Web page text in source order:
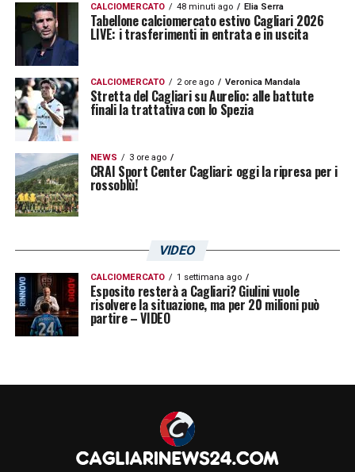
CALCIOMERCATO 48 minuti ago Elia Serra
Tabellone calciomercato estivo Cagliari 2026
LIVE: i trasferimenti in entrata e in uscita
CALCIOMERCATO 2 ore ago Veronica Mandala
Stretta del Cagliari su Aurelio: alle battute
finali la trattativa con lo Spezia
NEWS 3 ore ago
CRAI Sport Center Cagliari: oggi la ripresa per i
rossoblù!
VIDEO
CALCIOMERCATO 1 settimana ago
Esposito resterà a Cagliari? Giulini vuole
risolvere la situazione, ma per 20 milioni può
partire – VIDEO